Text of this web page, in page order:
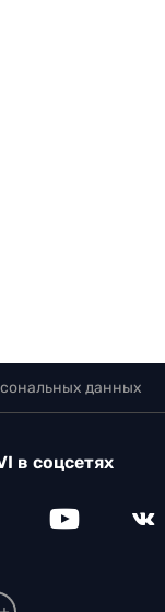
данных
в соцсетях